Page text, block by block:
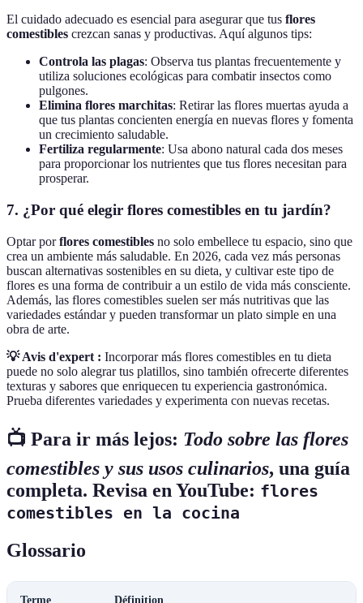
El cuidado adecuado es esencial para asegurar que tus flores
comestibles crezcan sanas y productivas. Aquí algunos tips:
Controla las plagas: Observa tus plantas frecuentemente y
utiliza soluciones ecológicas para combatir insectos como
pulgones.
Elimina flores marchitas: Retirar las flores muertas ayuda a
que tus plantas concienten energía en nuevas flores y fomenta
un crecimiento saludable.
Fertiliza regularmente: Usa abono natural cada dos meses
para proporcionar los nutrientes que tus flores necesitan para
prosperar.
7. ¿Por qué elegir flores comestibles en tu jardín?
Optar porflores comestibles no solo embellece tu espacio, sino que
crea un ambiente más saludable. En 2026, cada vez más personas
buscan alternativas sostenibles en su dieta, y cultivar este tipo de
flores es una forma de contribuir a un estilo de vida más consciente.
Además, las flores comestibles suelen ser más nutritivas que las
variedades estándar y pueden transformar un plato simple en una
obra de arte.
💡 Avis d'expert : Incorporar más flores comestibles en tu dieta
puede no solo alegrar tus platillos, sino también ofrecerte diferentes
texturas y sabores que enriquecen tu experiencia gastronómica.
Prueba diferentes variedades y experimenta con nuevas recetas.
📺 Para ir más lejos: Todo sobre las flores
comestibles y sus usos culinarios, una guía
completa. Revisa en YouTube: flores
comestibles en la cocina
Glossario
Terme Définition